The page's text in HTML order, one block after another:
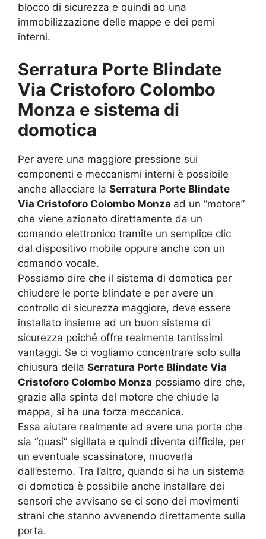
blocco di sicurezza e quindi ad una
immobilizzazione delle mappe e dei perni
interni.
Serratura Porte Blindate
Via Cristoforo Colombo
Monza e sistema di
domotica
Per avere una maggiore pressione sui
componenti e meccanismi interni è possibile
anche allacciare la Serratura Porte Blindate
Via Cristoforo Colombo Monza ad un “motore”
che viene azionato direttamente da un
comando elettronico tramite un semplice clic
dal dispositivo mobile oppure anche con un
comando vocale.
Possiamo dire che il sistema di domotica per
chiudere le porte blindate e per avere un
controllo di sicurezza maggiore, deve essere
installato insieme ad un buon sistema di
sicurezza poiché offre realmente tantissimi
vantaggi. Se ci vogliamo concentrare solo sulla
chiusura della Serratura Porte Blindate Via
Cristoforo Colombo Monza possiamo dire che,
grazie alla spinta del motore che chiude la
mappa, si ha una forza meccanica.
Essa aiutare realmente ad avere una porta che
sia “quasi” sigillata e quindi diventa difficile, per
un eventuale scassinatore, muoverla
dall’esterno. Tra l’altro, quando si ha un sistema
di domotica è possibile anche installare dei
sensori che avvisano se ci sono dei movimenti
strani che stanno avvenendo direttamente sulla
porta.